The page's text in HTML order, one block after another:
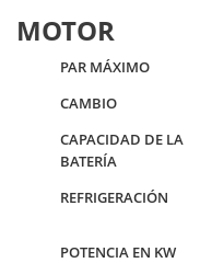
MOTOR
PAR MÁXIMO
CAMBIO
CAPACIDAD DE LA
BATERÍA
REFRIGERACIÓN
POTENCIA EN KW